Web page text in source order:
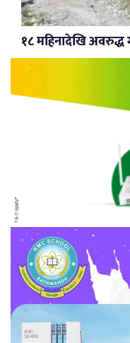
१८ महिनादेखि